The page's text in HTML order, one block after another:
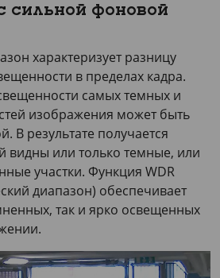
сильной фоновой
характеризует разницу
в пределах кадра.
самых темных и
изображения может быть
В результате получается
видны или только темные, или
участки. Функция WDR
диапазон) обеспечивает
так и ярко освещенных